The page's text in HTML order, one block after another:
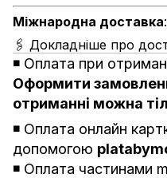
Міжнародна доставка
🖇 Докладніше про
◾️ Оплата при
Оформити
отриманні можна
◾️ Оплата онлайн
допомогою
◾️ Оплата частинами